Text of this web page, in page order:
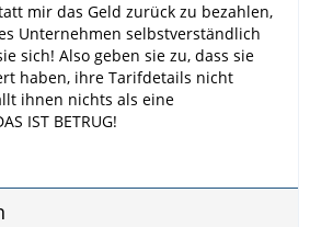
mir das Geld zurück zu bezahlen,
Unternehmen selbstverständlich
sich! Also geben sie zu, dass sie
haben, ihre Tarifdetails nicht
ihnen nichts als eine
IST BETRUG!